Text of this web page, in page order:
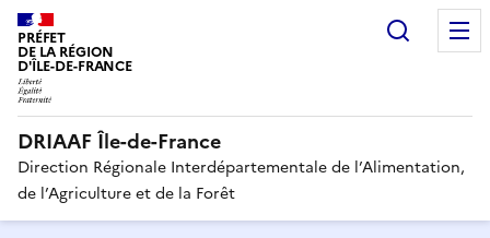
PRÉFET
DE LA RÉGION
D'ÎLE-DE-FRANCE
DRIAAF Île-de-France
Direction Régionale Interdépartementale de l’Alimentation,
de l’Agriculture et de la Forêt